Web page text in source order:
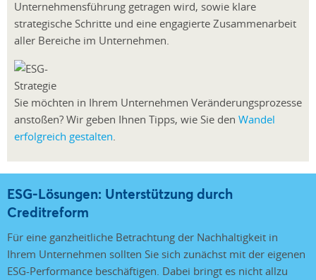
Unternehmensführung getragen wird, sowie klare
strategische Schritte und eine engagierte Zusammenarbeit
aller Bereiche im Unternehmen.
Sie möchten in Ihrem Unternehmen Veränderungsprozesse
anstoßen? Wir geben Ihnen Tipps, wie Sie den Wandel
erfolgreich gestalten
ESG-Lösungen: Unterstützung durch
Creditreform
Für eine ganzheitliche Betrachtung der Nachhaltigkeit in
Ihrem Unternehmen sollten Sie sich zunächst mit der eigenen
ESG-Performance beschäftigen. Dabei bringt es nicht allzu